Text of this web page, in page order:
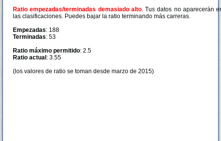
Ratio empezadas/terminadas demasiado alto. Tus datos no aparecerán
las clasificaciones. Puedes bajar la ratio terminando más carreras.
Empezadas: 188
Terminadas: 53
Ratio máximo permitido: 2.5
Ratio actual : 3.55
(los valores de ratio se toman desde marzo de 2015)